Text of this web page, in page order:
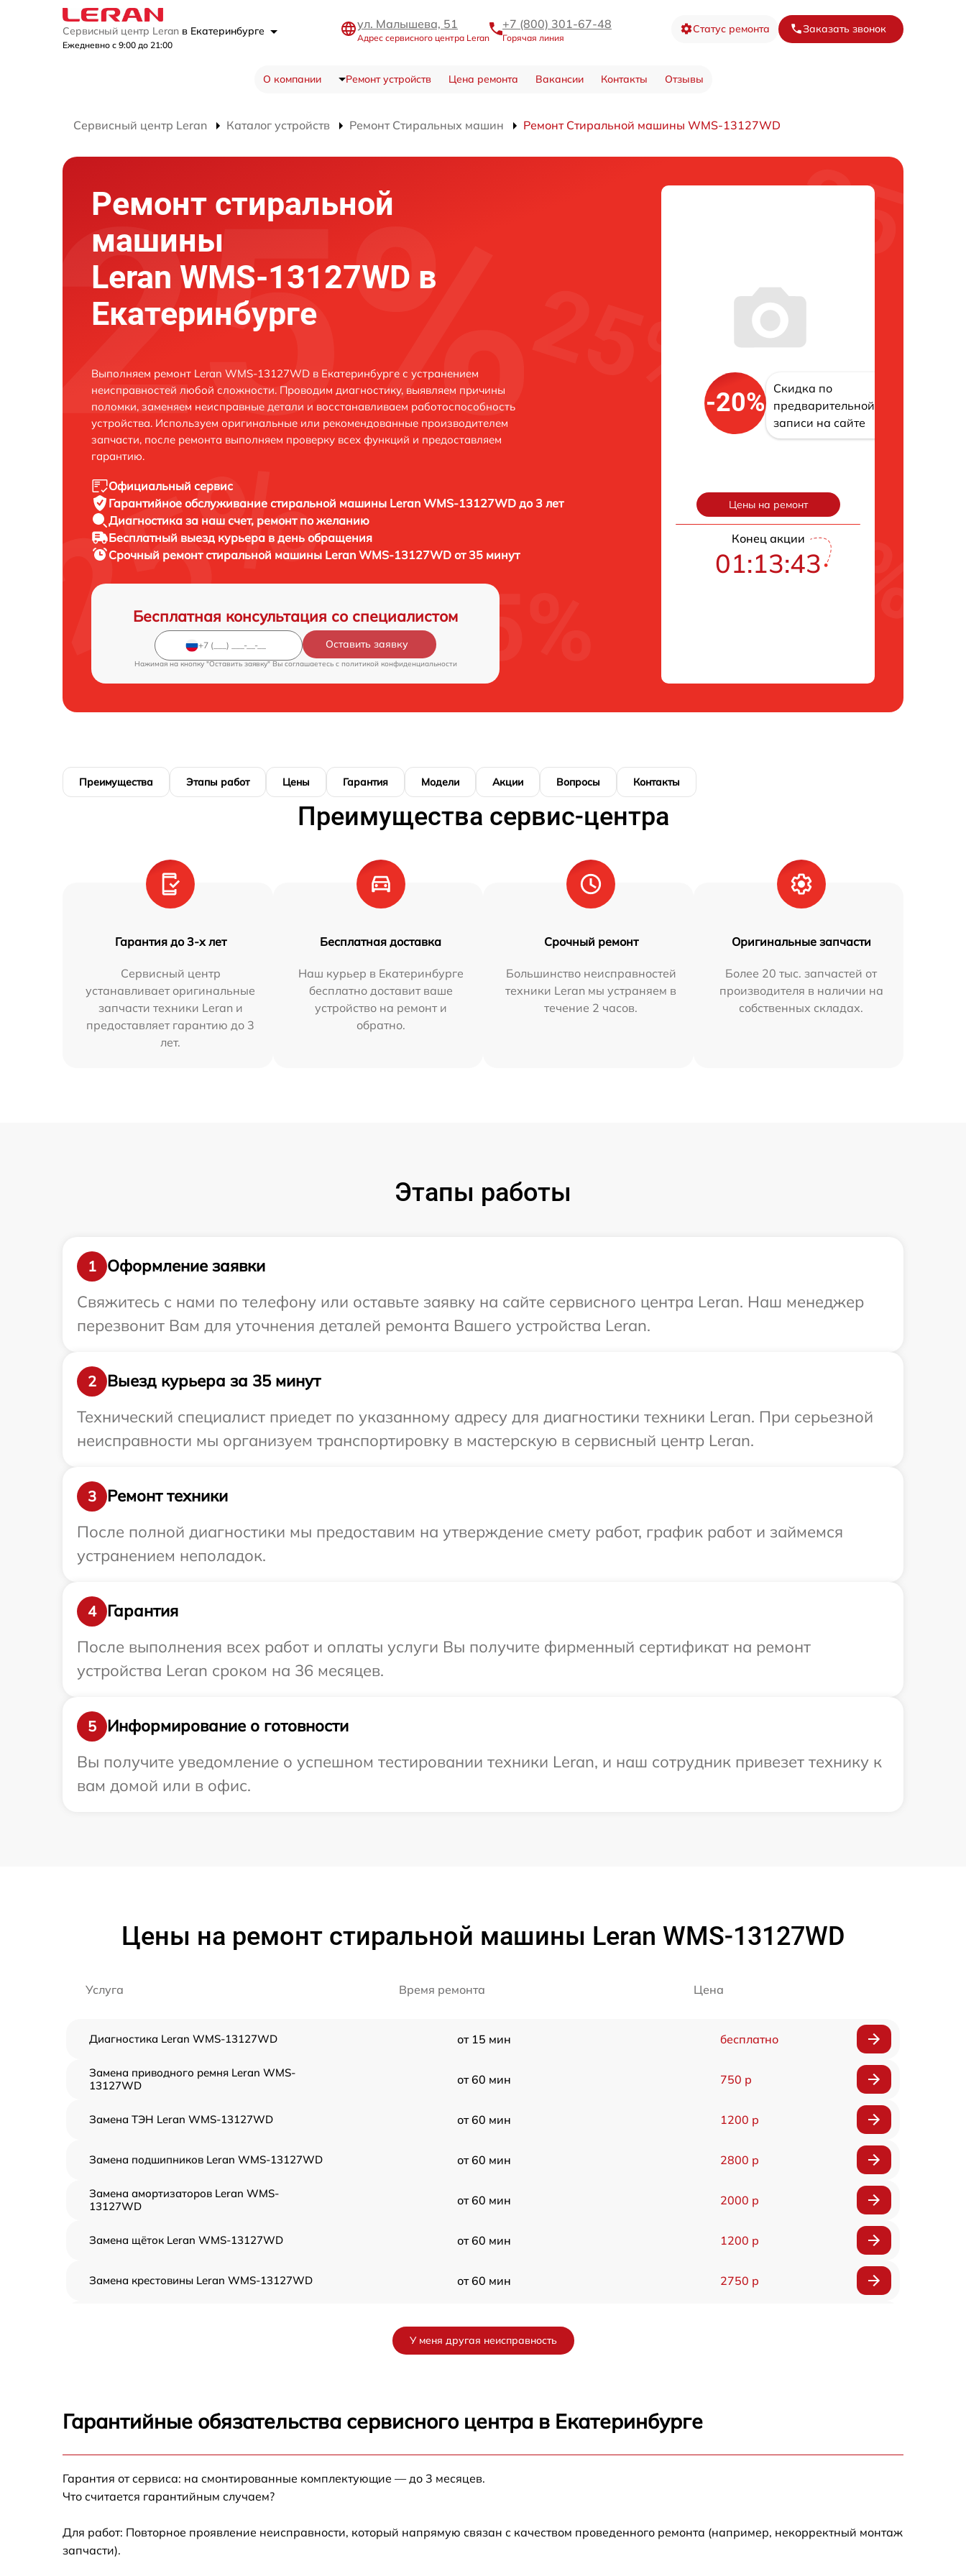
Сервисный центр Leran в Екатеринбурге
Ежедневно с 9:00 до 21:00
ул. Малышева, 51
Адрес сервисного центра Leran
+7 (800) 301-67-48
Горячая линия
Статус ремонта Заказать звонок
О компании Ремонт устройств Цена ремонта Вакансии Контакты Отзывы
Сервисный центр Leran Каталог устройств Ремонт Стиральных машин Ремонт Стиральной машины WMS-13127WD
Ремонт стиральной
машины
Leran WMS-13127WD в
Екатеринбурге
Выполняем ремонт Leran WMS-13127WD в Екатеринбурге с устранением
неисправностей любой сложности. Проводим диагностику, выявляем причины
поломки, заменяем неисправные детали и восстанавливаем работоспособность
устройства. Используем оригинальные или рекомендованные производителем
запчасти, после ремонта выполняем проверку всех функций и предоставляем
гарантию.
Официальный сервис
Гарантийное обслуживание стиральной машины Leran WMS-13127WD до 3 лет
Диагностика за наш счет, ремонт по желанию
Бесплатный выезд курьера в день обращения
Срочный ремонтстиральной машины Leran WMS-13127WD от 35 минут
Бесплатная консультация со специалистом
Оставить заявку
Нажимая на кнопку "Оставить заявку" Вы соглашаетесь c политикой конфиденциальности
-20%
Скидка по
предварительной
записи на сайте
Цены на ремонт
Конец акции
01:13:42
Преимущества Этапы работ Цены Гарантия Модели Акции Вопросы Контакты
Преимущества сервис-центра
Гарантия до 3-х лет
Сервисный центр
устанавливает оригинальные
запчасти техники Leran и
предоставляет гарантию до 3
лет.
Бесплатная доставка
Наш курьер в Екатеринбурге
бесплатно доставит ваше
устройство на ремонт и
обратно.
Срочный ремонт
Большинство неисправностей
техники Leran мы устраняем в
течение 2 часов.
Оригинальные запчасти
Более 20 тыс. запчастей от
производителя в наличии на
собственных складах.
Этапы работы
1
Оформление заявки
Свяжитесь с нами по телефону или оставьте заявку на сайте сервисного центра Leran. Наш менеджер
перезвонит Вам для уточнения деталей ремонта Вашего устройства Leran.
2
Выезд курьера за 35 минут
Технический специалист приедет по указанному адресу для диагностики техники Leran. При серьезной
неисправности мы организуем транспортировку в мастерскую в сервисный центр Leran.
3
Ремонт техники
После полной диагностики мы предоставим на утверждение смету работ, график работ и займемся
устранением неполадок.
4
Гарантия
После выполнения всех работ и оплаты услуги Вы получите фирменный сертификат на ремонт
устройства Leran сроком на 36 месяцев.
5
Информирование о готовности
Вы получите уведомление о успешном тестировании техники Leran, и наш сотрудник привезет технику к
вам домой или в офис.
Цены на ремонт стиральной машины Leran WMS-13127WD
Услуга Время ремонта Цена
Диагностика Leran WMS-13127WD от 15 мин бесплатно
Замена приводного ремня Leran WMS-
13127WD
от 60 мин 750 р
Замена ТЭН Leran WMS-13127WD от 60 мин 1200 р
Замена подшипников Leran WMS-13127WD от 60 мин 2800 р
Замена амортизаторов Leran WMS-
13127WD
от 60 мин 2000 р
Замена щёток Leran WMS-13127WD от 60 мин 1200 р
Замена крестовины Leran WMS-13127WD от 60 мин 2750 р
Замена УБЛ Leran WMS-13127WD от 60 мин
WMS-13127WD
Замена сливного шланга Leran WMS-
У меня другая неисправность
Гарантийные обязательства сервисного центра в Екатеринбурге
Гарантия от сервиса: на смонтированные комплектующие — до 3 месяцев.
Что считается гарантийным случаем?
Для работ: Повторное проявление неисправности, который напрямую связан с качеством проведенного ремонта (например, некорректный монтаж
запчасти).